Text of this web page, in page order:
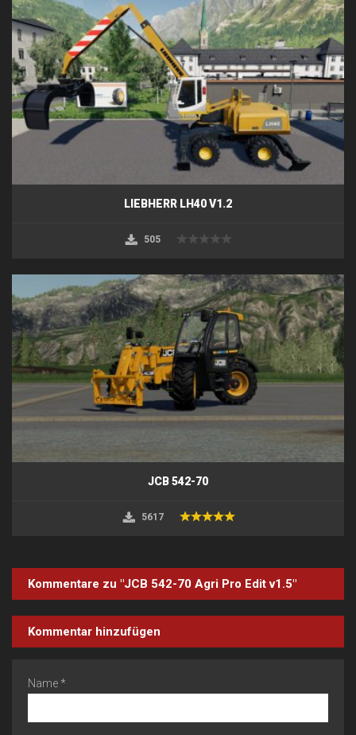
LIEBHERR LH40 V1.2
505
JCB 542-70
5617
Kommentare zu "JCB 542-70 Agri Pro Edit v1.5"
Kommentar hinzufügen
Name *